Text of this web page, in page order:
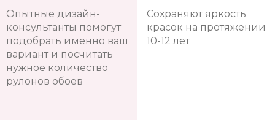
Опытные дизайн-
консультанты помогут
подобрать именно ваш
вариант и посчитать
нужное количество
рулонов обоев
Сохраняют яркость
красок на протяжении
10-12 лет